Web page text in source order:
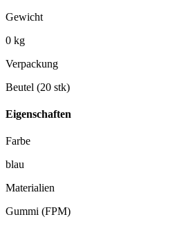
Gewicht
0 kg
Verpackung
Beutel (20 stk)
Eigenschaften
Farbe
blau
Materialien
Gummi (FPM)